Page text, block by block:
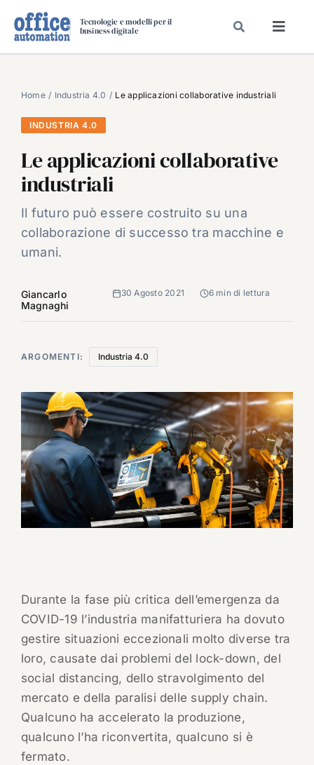
Tecnologie e modelli per il
business digitale
SPECIAL PAPER
TAVOLE ROTONDE DI REDAZIONE
CARRIERE
VIDEO
EVENTI
CHI SIAMO
Home Industria 4.0 Le applicazioni collaborative industriali
INDUSTRIA 4.0
Le applicazioni collaborative
industriali
Il futuro può essere costruito su una
collaborazione di successo tra macchine e
umani.
Giancarlo
Magnaghi
30 Agosto 2021 6 min di lettura
ARGOMENTI: Industria 4.0
Durante la fase più critica dell’emergenza da
COVID-19 l’industria manifatturiera ha dovuto
gestire situazioni eccezionali molto diverse tra
loro, causate dai problemi del lock-down, del
social distancing, dello stravolgimento del
mercato e della paralisi delle supply chain.
Qualcuno ha accelerato la produzione,
qualcuno l’ha riconvertita, qualcuno si è
fermato.